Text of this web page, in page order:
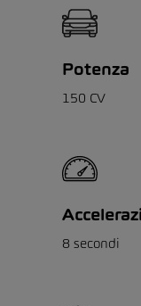
Potenza
150 CV
8 secondi